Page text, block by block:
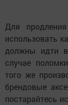
Для
использовать
должны идти
случае
того же
брендовые
постарайтесь